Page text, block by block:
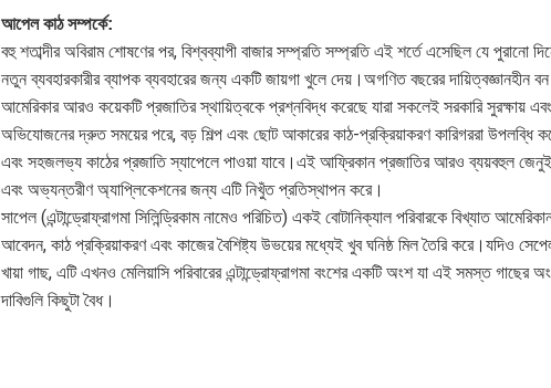
আপেল কাঠ সম্পর্কে:
বহু শতাব্দীর অবিরাম শোষণের পর, বিশ্বব্যাপী বাজার সম্প্রতি সম্প্রতি এই শর্তে এসেছিল যে পুরানো
নতুন ব্যবহারকারীর ব্যাপক ব্যবহারের জন্য একটি জায়গা খুলে দেয়।অগণিত বছরের দায়িত্বজ্ঞানহীন
আমেরিকার আরও কয়েকটি প্রজাতির স্থায়িত্বকে প্রশ্নবিদ্ধ করেছে যারা সকলেই সরকারি সুরক্ষায়
অভিযোজনের দ্রুত সময়ের পরে, বড় শিল্প এবং ছোট আকারের কাঠ-প্রক্রিয়াকরণ কারিগররা উপলব্ধি
এবং সহজলভ্য কাঠের প্রজাতি স্যাপেলে পাওয়া যাবে।এই আফ্রিকান প্রজাতির আরও ব্যয়বহুল
এবং অভ্যন্তরীণ অ্যাপ্লিকেশনের জন্য এটি নিখুঁত প্রতিস্থাপন করে।
সাপেল (এন্টান্ড্রোফ্রাগমা সিলিন্ড্রিকাম নামেও পরিচিত) একই বোটানিক্যাল পরিবারকে বিখ্যাত
আবেদন, কাঠ প্রক্রিয়াকরণ এবং কাজের বৈশিষ্ট্য উভয়ের মধ্যেই খুব ঘনিষ্ঠ মিল তৈরি করে।যদিও
খায়া গাছ, এটি এখনও মেলিয়াসি পরিবারের এন্টান্ড্রোফ্রাগমা বংশের একটি অংশ যা এই সমস্ত গাছের
দাবিগুলি কিছুটা বৈধ।